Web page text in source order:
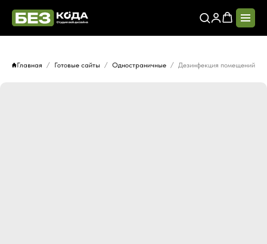
Главная Готовые сайты Одностраничные Дезинфекция помещений